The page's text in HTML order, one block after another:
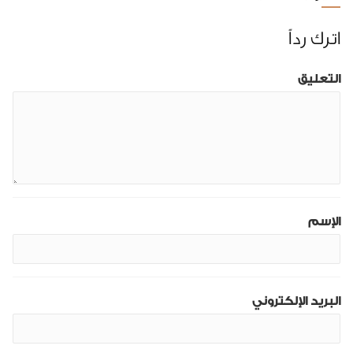
اترك رداً
التعليق
الإسم
البريد الإلكتروني